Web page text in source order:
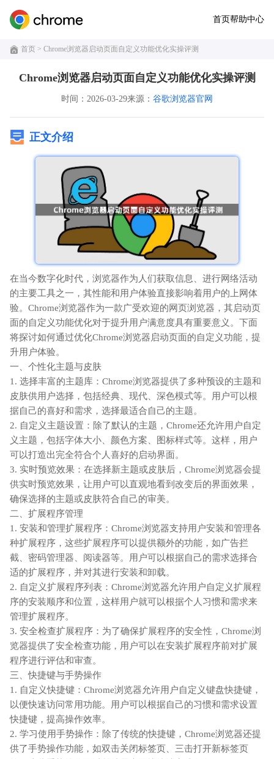
首页帮助中心
首页 > Chrome浏览器启动页面自定义功能优化实操评测
Chrome浏览器启动页面自定义功能优化实操评测
时间：2026-03-29来源： 谷歌浏览器官网
正文介绍
在当今数字化时代，浏览器作为人们获取信息、进行网络活动
的主要工具之一，其性能和用户体验直接影响着用户的上网体
验。Chrome浏览器作为一款广受欢迎的网页浏览器，其启动页
面的自定义功能优化对于提升用户满意度具有重要意义。下面
将探讨如何通过优化Chrome浏览器启动页面的自定义功能，提
升用户体验。
一、个性化主题与皮肤
1. 选择丰富的主题库：Chrome浏览器提供了多种预设的主题和
皮肤供用户选择，包括经典、现代、深色模式等。用户可以根
据自己的喜好和需求，选择最适合自己的主题。
2. 自定义主题设置：除了默认的主题，Chrome还允许用户自定
义主题，包括字体大小、颜色方案、图标样式等。这样，用户
可以打造出完全符合个人喜好的启动界面。
3. 实时预览效果：在选择新主题或皮肤后，Chrome浏览器会提
供实时预览效果，让用户可以直观地看到改变后的界面效果，
确保选择的主题或皮肤符合自己的审美。
二、扩展程序管理
1. 安装和管理扩展程序：Chrome浏览器支持用户安装和管理各
种扩展程序，这些扩展程序可以提供额外的功能，如广告拦
截、密码管理器、阅读器等。用户可以根据自己的需求选择合
适的扩展程序，并对其进行安装和卸载。
2. 自定义扩展程序列表：Chrome浏览器允许用户自定义扩展程
序的安装顺序和位置，这样用户就可以根据个人习惯和需求来
管理扩展程序。
3. 安全检查扩展程序：为了确保扩展程序的安全性，Chrome浏
览器提供了安全检查功能，用户可以在安装扩展程序前对扩展
程序进行评估和审查。
三、快捷键与手势操作
1. 自定义快捷键：Chrome浏览器允许用户自定义键盘快捷键，
以便快速访问常用功能。用户可以根据自己的习惯和需求设置
快捷键，提高操作效率。
2. 学习使用手势操作：除了传统的快捷键，Chrome浏览器还提
供了手势操作功能，如双击关闭标签页、三击打开新标签页